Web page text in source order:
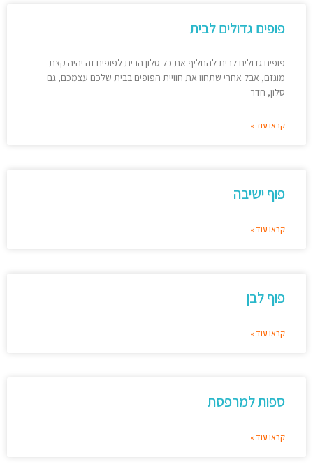
פופים גדולים לבית
פופים גדולים לבית להחליף את כל סלון הבית לפופים זה יהיה קצת
מוגזם, אבל אחרי שתחוו את חוויית הפופים בבית שלכם עצמכם, גם
סלון, חדר
קראו עוד »
פוף ישיבה
קראו עוד »
פוף לבן
קראו עוד »
ספות למרפסת
קראו עוד »